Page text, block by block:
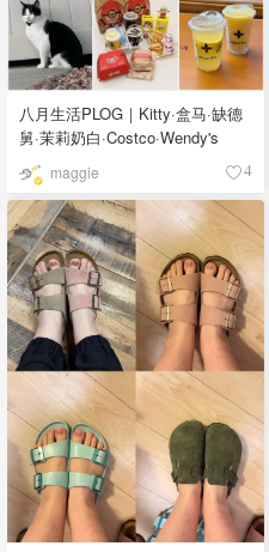
八月生活PLOG｜Kitty·盒马·缺德
舅·茉莉奶白·Costco·Wendy's
maggie 4